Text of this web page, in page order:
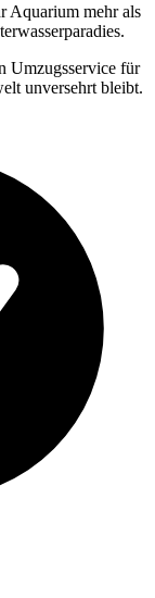
Aquarium mehr als
Umzugsservice für
unversehrt bleibt.